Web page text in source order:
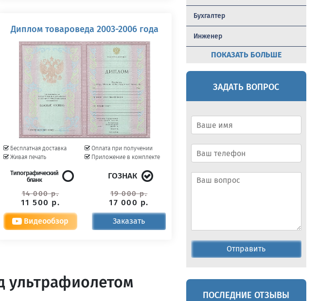
Диплом товароведа 2003-2006 года
Бесплатная доставка
Живая печать
Оплата при получении
Приложение в комплекте
Типографический
бланк
14 000 р.
11 500 р.
ГОЗНАК
19 000 р.
17 000 р.
Видеообзор Заказать
ультрафиолетом
Бухгалтер
Инженер
ПОКАЗАТЬ БОЛЬШЕ
ЗАДАТЬ ВОПРОС
Отправить
ПОСЛЕДНИЕ ОТЗЫВЫ